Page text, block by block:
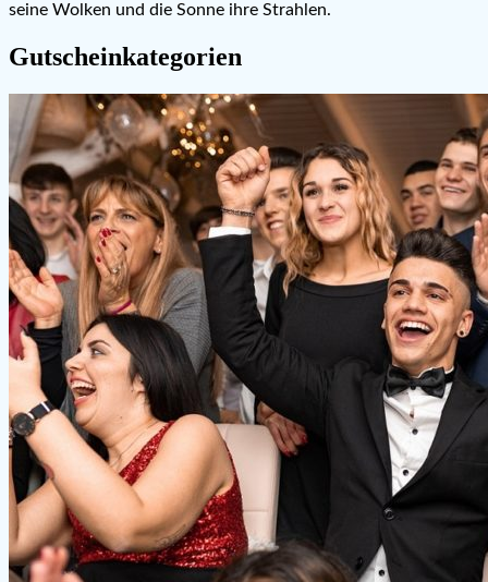
seine Wolken und die Sonne ihre Strahlen.
Gutscheinkategorien